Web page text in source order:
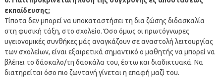
εκπαίδευσης;
Τίποτα δεν μπορεί να υποκαταστήσει τη δια ζώσης διδασκαλία
στη φυσική τάξη, στο σχολείο. Όσο όμως οι πρωτόγνωρες
υγειονομικές συνθήκες μάς αναγκάζουν σε αναστολή λειτουργίας
των σχολείων, είναι εξαιρετικά σημαντικό ο μαθητής να μπορεί να
βλέπει το δάσκαλο/τη δασκάλα του, έστω και διαδικτυακά. Να
διατηρείται όσο πιο ζωντανή γίνεται η επαφή μαζί του.